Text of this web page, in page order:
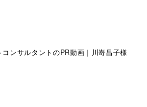
ンサルタントのPR動画｜川嵜昌子様